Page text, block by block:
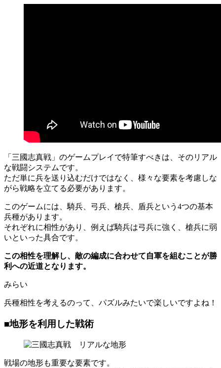
「三國志真戦」のゲームプレイで特筆すべきは、そのリアル
な戦闘システムです。
ただ単に兵を送り込むだけではなく、様々な要素を考慮しな
がら戦略を立てる必要があります。
このゲームには、騎兵、弓兵、槍兵、盾兵という4つの基本
兵種があります。
それぞれに相性があり、例えば騎兵は弓兵に強く、槍兵に弱
いといった具合です。
この相性を理解し、敵の編成に合わせて自軍を組むことが勝
利への近道となります。
みらい
兵種相性を考えるのって、パズルみたいで楽しいですよね！
■地形を利用した戦術
戦場の地形も重要な要素です。